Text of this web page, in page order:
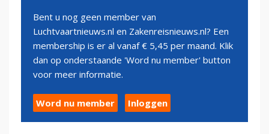
Bent u nog geen member van
Luchtvaartnieuws.nl en Zakenreisnieuws.nl? Een
membership is er al vanaf € 5,45 per maand. Klik
dan op onderstaande 'Word nu member' button
voor meer informatie.
Word nu member Inloggen